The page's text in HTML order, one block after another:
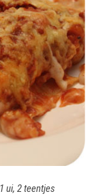
ui, 2 teentjes